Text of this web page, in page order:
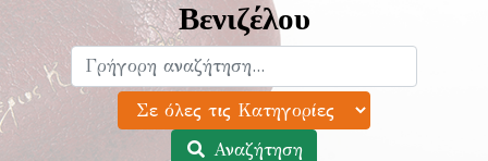
Βενιζέλου
Αναζήτηση